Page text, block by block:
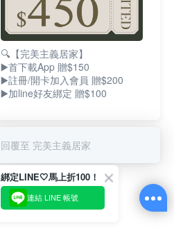
🔍【完美主義居家】
▶️首下載App 贈$150
▶️註冊/開卡加入會員 贈$200
▶️加line好友綁定 贈$100
回覆至 完美主義居家
綁定LINE🤍馬上折100！
連結 LINE 帳號